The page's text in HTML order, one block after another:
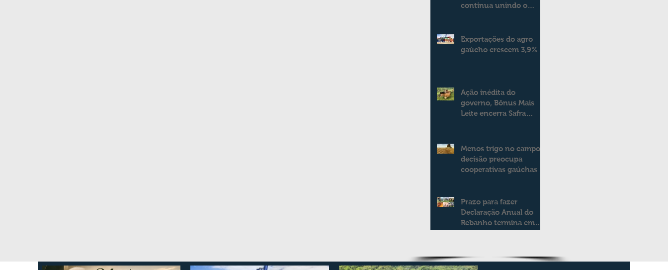
continua unindo o
Exportações do agro
gaúcho crescem 3,9%
Ação inédita do
governo, Bônus Mais
Leite encerra Safra
modelo de apoio aos
produtores de leite
Menos trigo no campo:
decisão preocupa
cooperativas gaúchas
Prazo para fazer
Declaração Anual do
Rebanho termina em
duas semanas